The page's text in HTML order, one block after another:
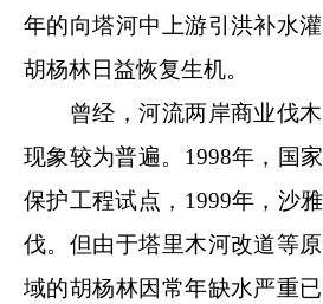
年的向塔河中上游引洪补水
胡杨林日益恢复生机。
曾经，河流两岸商业伐木
现象较为普遍。1998年，国
保护工程试点，1999年，沙
伐。但由于塔里木河改道等
域的胡杨林因常年缺水严重